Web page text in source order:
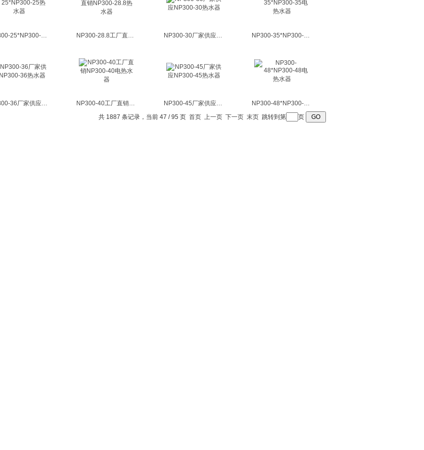
NP300-25*NP300-25热水器 NP300-28.8工厂直销NP300-28.8热水器 NP300-30厂家供应NP300-30热水器 NP300-35*NP300-35电热水器
NP300-36厂家供应NP300-36热水器 NP300-40工厂直销NP300-40电热水器 NP300-45厂家供应NP300-45热水器
NP300-48*NP300-48电热水器
共 1887 条记录，当前 47 / 95 页 首页 上一页 下一页 末页跳转到第 页